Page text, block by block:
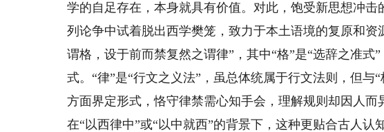
学的自足存在，本身就具有价值。对此，饱受新思想冲
列论争中试着脱出西学樊笼，致力于本土语境的复原和资
谓格，设于前而禁复然之谓律”，其中“格”是“选辞之准式
式。“律”是“行文之义法”，虽总体统属于行文法则，但与
方面界定形式，恪守律禁需心知手会，理解规则却因人
在“以西律中”或“以中就西”的背景下，这种更贴合古人认